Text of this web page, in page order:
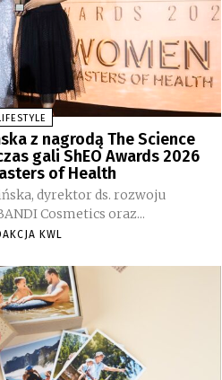
z nagrodą The Science
gali ShEO Awards 2026
of Health
dyrektor ds. rozwoju
Cosmetics oraz...
KWL